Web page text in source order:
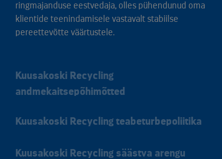
ringmajanduse eestvedaja, olles pühendunud oma
klientide teenindamisele vastavalt stabiilse
pereettevõtte väärtustele.
Kuusakoski Recycling
andmekaitsepõhimõtted
Kuusakoski Recycling teabeturbepoliitika
Kuusakoski Recycling säästva arengu